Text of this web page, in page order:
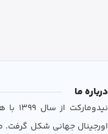
درباره ما
اورجینال جهانی شکل گرفت.